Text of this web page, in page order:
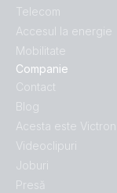
Telecom
Accesul la energie
Mobilitate
Companie
Contact
Blog
Acesta este Victron
Videoclipuri
Joburi
Presă